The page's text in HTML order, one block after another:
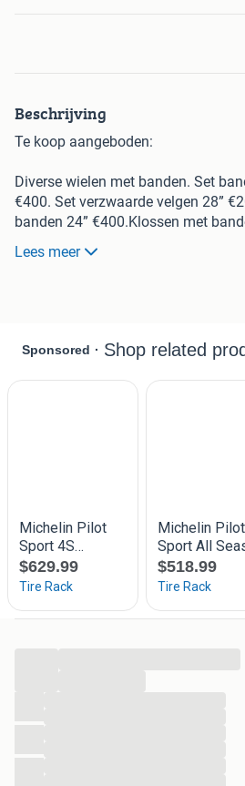
Beschrijving
Te koop aangeboden:
Diverse wielen met banden. Set
€400. Set verzwaarde velgen 28”
banden 24” €400.Klossen met
assen €300. Set Michelin banden
650/65 -42 €150.Set 18.4-38
Lees meer